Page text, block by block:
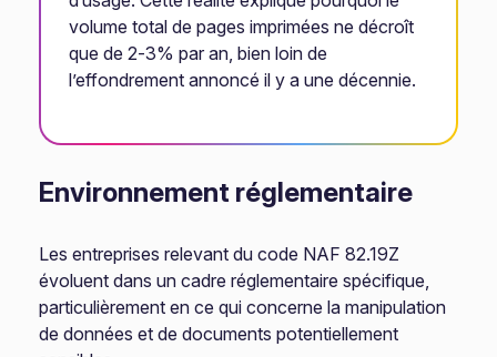
volume total de pages imprimées ne décroît
que de 2-3% par an, bien loin de
l’effondrement annoncé il y a une décennie.
Environnement réglementaire
Les entreprises relevant du code NAF 82.19Z
évoluent dans un cadre réglementaire spécifique,
particulièrement en ce qui concerne la manipulation
de données et de documents potentiellement